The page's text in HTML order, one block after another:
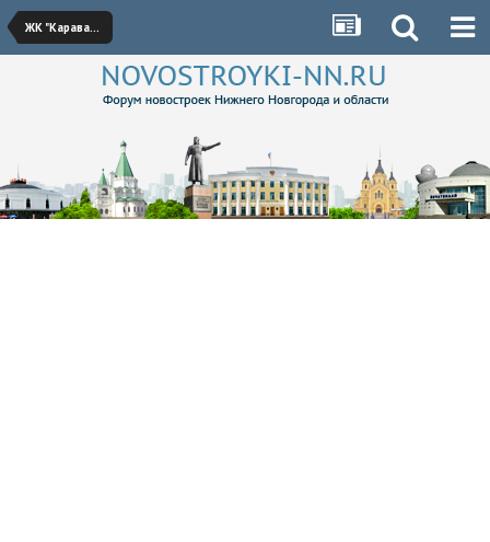
ЖК "Караваиха"